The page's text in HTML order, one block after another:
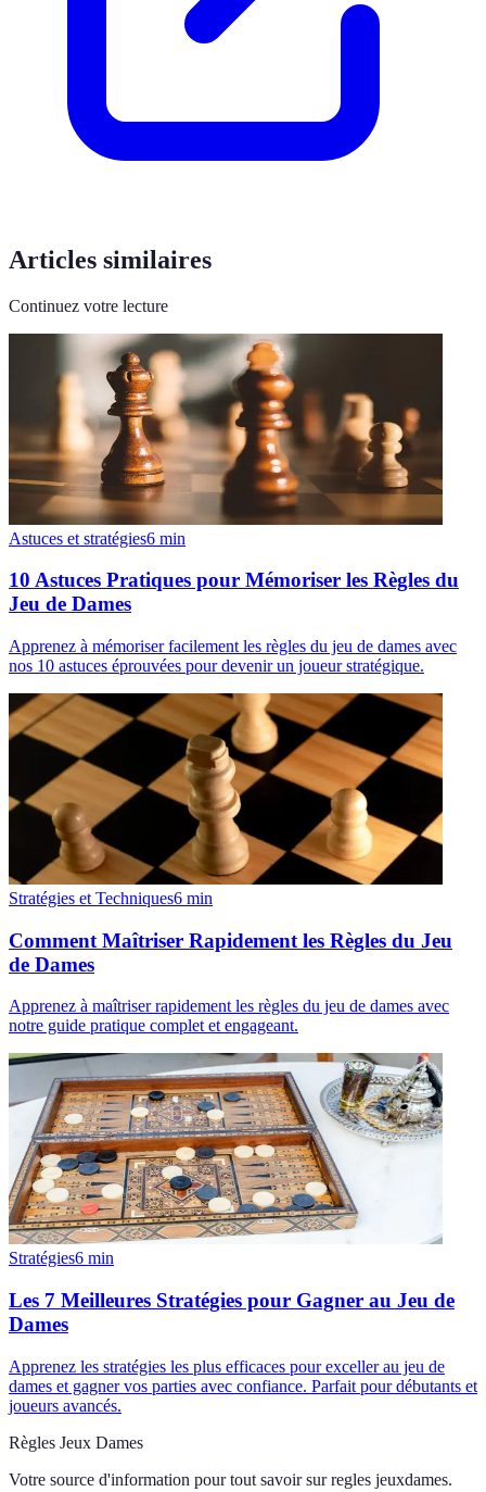
Articles similaires
Continuez votre lecture
Astuces et stratégies6 min
10 Astuces Pratiques pour Mémoriser les Règles du
Jeu de Dames
Apprenez à mémoriser facilement les règles du jeu de dames avec
nos 10 astuces éprouvées pour devenir un joueur stratégique.
Stratégies et Techniques6 min
Comment Maîtriser Rapidement les Règles du Jeu
de Dames
Apprenez à maîtriser rapidement les règles du jeu de dames avec
notre guide pratique complet et engageant.
Stratégies6 min
Les 7 Meilleures Stratégies pour Gagner au Jeu de
Dames
Apprenez les stratégies les plus efficaces pour exceller au jeu de
dames et gagner vos parties avec confiance. Parfait pour débutants et
joueurs avancés.
Règles Jeux Dames
Votre source d'information pour tout savoir sur regles jeuxdames.